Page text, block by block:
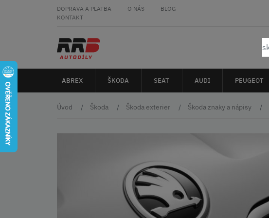
DOPRAVA A PLATBA O NÁS
BLOG
KONTAKT
ABREX ŠKODA SEAT AUDI PEUGEOT
Úvod Škoda Škoda exterier Škoda znaky a nápisy